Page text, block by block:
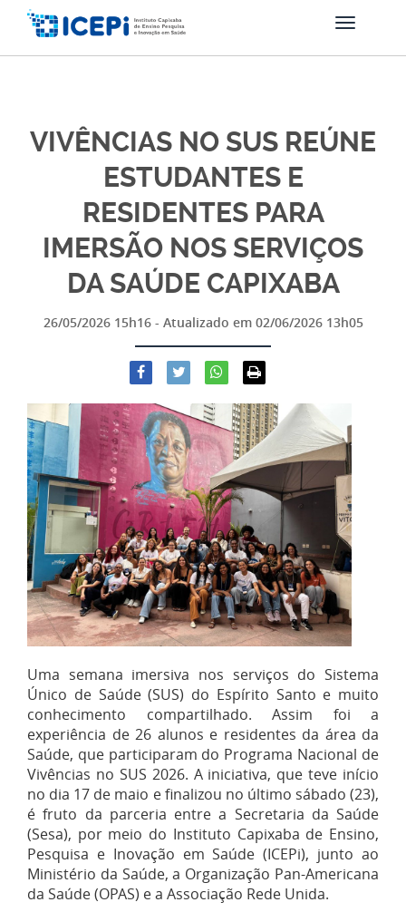
VIVÊNCIAS NO SUS REÚNE
ESTUDANTES E
RESIDENTES PARA
IMERSÃO NOS SERVIÇOS
DA SAÚDE CAPIXABA
26/05/2026 15h16 - Atualizado em 02/06/2026 13h05
Uma semana imersiva nos serviços do Sistema
Único de Saúde (SUS) do Espírito Santo e muito
conhecimento compartilhado. Assim foi a
experiência de 26 alunos e residentes da área da
Saúde, que participaram do Programa Nacional de
Vivências no SUS 2026. A iniciativa, que teve início
no dia 17 de maio e finalizou no último sábado (23),
é fruto da parceria entre a Secretaria da Saúde
(Sesa), por meio do Instituto Capixaba de Ensino,
Pesquisa e Inovação em Saúde (ICEPi), junto ao
Ministério da Saúde, a Organização Pan-Americana
da Saúde (OPAS) e a Associação Rede Unida.